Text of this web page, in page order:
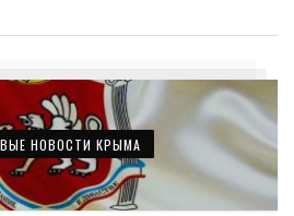
НОВОСТИ КРЫМА